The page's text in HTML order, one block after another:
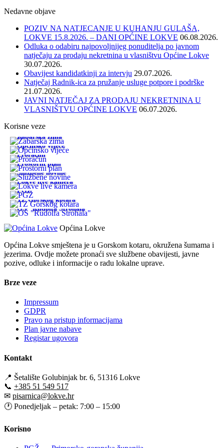
Nedavne objave
POZIV NA NATJECANJE U KUHANJU GULAŠA,
LOKVE 15.8.2026. – DANI OPĆINE LOKVE 06.08.2026.
Odluka o odabiru najpovoljnijeg ponuditelja po javnom
natječaju za prodaju nekretnina u vlasništvu Općine Lokve
30.07.2026.
Obavijest kandidatkinji za intervju 29.07.2026.
Natječaj Radnik-ica za pružanje usluge potpore i podrške
21.07.2026.
JAVNI NATJEČAJ ZA PRODAJU NEKRETNINA U
VLASNIŠTVU OPĆINE LOKVE 06.07.2026.
Korisne veze
Žabarska zima
Općinsko vijeće
Proračun
Prostorni plan
Službene novine
Lokve live kamera
PGŽ
TZ Gorskog kotara
OŠ "Rudolfa Strohala"
Općina Lokve
Općina Lokve smještena je u Gorskom kotaru, okružena šumama i
jezerima. Ovdje možete pronaći sve službene obavijesti, javne
pozive, odluke i informacije o radu lokalne uprave.
Brze veze
Impressum
GDPR
Pravo na pristup informacijama
Plan javne nabave
Registar ugovora
Kontakt
📍 Šetalište Golubinjak br. 6, 51316 Lokve
📞 +385 51 549 517
✉ pisarnica@lokve.hr
🕐 Ponedjeljak – petak: 7:00 – 15:00
Korisno